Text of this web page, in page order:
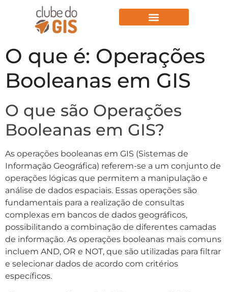
O que é: Operações
Booleanas em GIS
O que são Operações
Booleanas em GIS?
As operações booleanas em GIS (Sistemas de
Informação Geográfica) referem-se a um conjunto de
operações lógicas que permitem a manipulação e
análise de dados espaciais. Essas operações são
fundamentais para a realização de consultas
complexas em bancos de dados geográficos,
possibilitando a combinação de diferentes camadas
de informação. As operações booleanas mais comuns
incluem AND, OR e NOT, que são utilizadas para filtrar
e selecionar dados de acordo com critérios
específicos.